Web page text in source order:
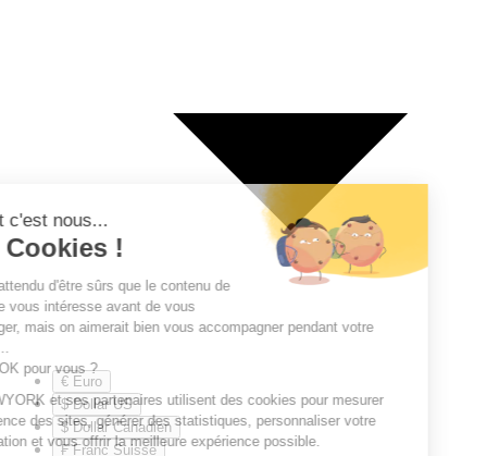
€ Euro
$ Dollar US
$ Dollar Canadien
₣ Franc Suisse